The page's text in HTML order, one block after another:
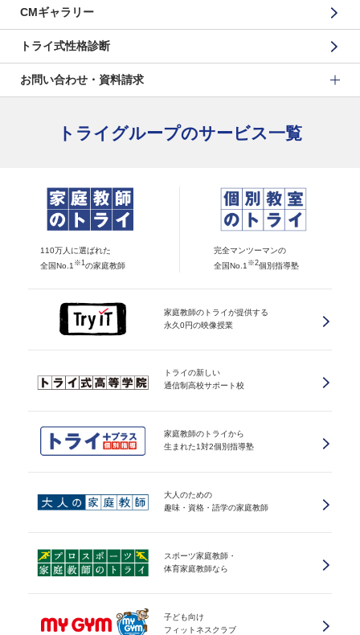
CMギャラリー
トライ式性格診断
お問い合わせ・資料請求
トライグループのサービス一覧
110万人に選ばれた
全国No.1 ※1 の家庭教師
完全マンツーマンの
全国No.1 ※2個別指導塾
家庭教師のトライが提供する
永久0円の映像授業
トライの新しい
通信制高校サポート校
家庭教師のトライから
生まれた1対2個別指導塾
大人のための
趣味・資格・語学の家庭教師
スポーツ家庭教師・
体育家庭教師なら
子ども向け
フィットネスクラブ